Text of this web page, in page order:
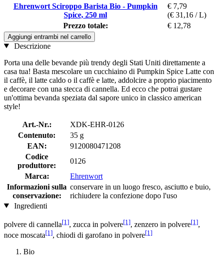
Ehrenwort Sciroppo Barista Bio - Pumpkin
Spice, 250 ml
€ 7,79
(€ 31,16 / L)
Prezzo totale:
€ 12,78
Aggiungi entrambi nel carrello
Descrizione
Porta una delle bevande più trendy degli Stati Uniti direttamente a
casa tua! Basta mescolare un cucchiaino di Pumpkin Spice Latte con
il caffè, il latte caldo o il caffè e latte, addolcire a proprio piacimento
e decorare con una stecca di cannella. Ed ecco che potrai gustare
un'ottima bevanda speziata dal sapore unico in classico american
style!
Art.-Nr.:
XDK-EHR-0126
Contenuto:
35 g
EAN:
9120080471208
Codice
produttore:
0126
Marca:
Ehrenwort
Informazioni sulla
conservazione:
conservare in un luogo fresco, asciutto e buio,
richiudere la confezione dopo l'uso
Ingredienti
polvere di cannella[1], zucca in polvere[1], zenzero in polvere[1],
noce moscata[1], chiodi di garofano in polvere[1]
Bio